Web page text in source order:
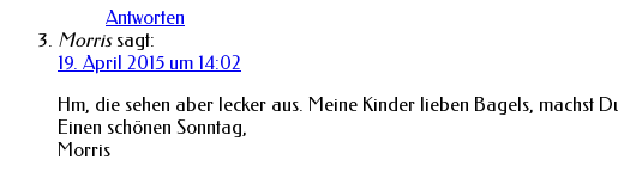
Antworten
Morris sagt:
19. April 2015 um 14:02
Hm, die sehen aber lecker aus. Meine Kinder lieben Bagels, machst
Einen schönen Sonntag,
Morris